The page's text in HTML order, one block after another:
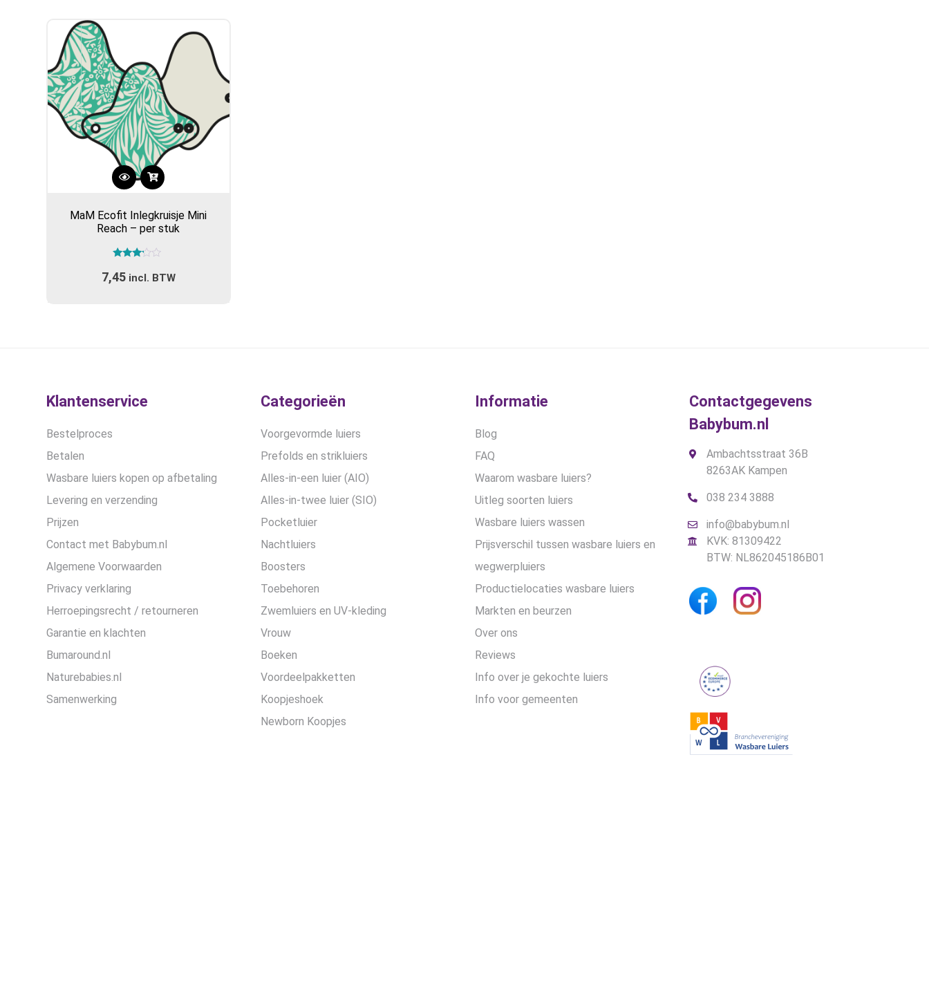
Dit
heeft
meerdere
variaties.
optie
MaM Ecofit Inlegkruisje Mini
Reach – per stuk
3.00
uit 5
7,45 incl. BTW
Klantenservice
Bestelproces
Betalen
Wasbare luiers kopen op afbetaling
Levering en verzending
Prijzen
Contact met Babybum.nl
Algemene Voorwaarden
Privacy verklaring
Herroepingsrecht / retourneren
Garantie en klachten
Bumaround.nl
Naturebabies.nl
Samenwerking
Categorieën
Voorgevormde luiers
Prefolds en strikluiers
Alles-in-een luier (AIO)
Alles-in-twee luier (SIO)
Pocketluier
Nachtluiers
Boosters
Toebehoren
Zwemluiers en UV-kleding
Vrouw
Boeken
Voordeelpakketten
Koopjeshoek
Newborn Koopjes
Informatie
Blog
FAQ
Waarom wasbare luiers?
Uitleg soorten luiers
Wasbare luiers wassen
Prijsverschil tussen wasbare luiers en
wegwerpluiers
Productielocaties wasbare luiers
Markten en beurzen
Over ons
Reviews
Info over je gekochte luiers
Info voor gemeenten
Contactgegevens
Babybum.nl
Ambachtsstraat 36B
8263AK Kampen
038 234 3888
info@babybum.nl
KVK: 81309422
BTW: NL862045186B01